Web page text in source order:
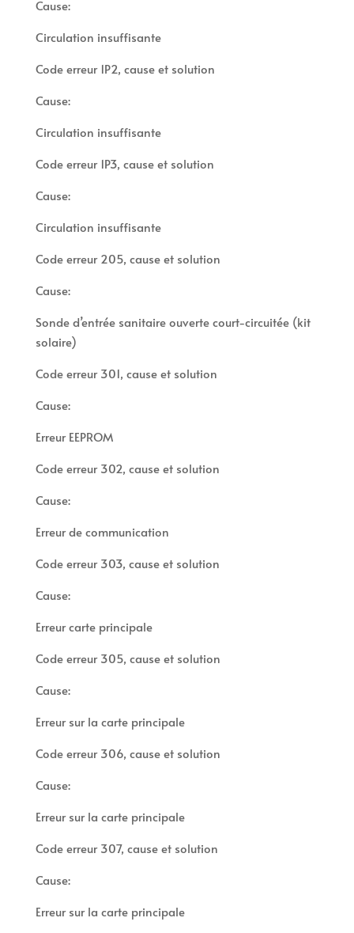
Cause:
Circulation insuffisante
Code erreur 1P2, cause et solution
Cause:
Circulation insuffisante
Code erreur 1P3, cause et solution
Cause:
Circulation insuffisante
Code erreur 205, cause et solution
Cause:
Sonde d’entrée sanitaire ouverte court-circuitée (kit
solaire)
Code erreur 301, cause et solution
Cause:
Erreur EEPROM
Code erreur 302, cause et solution
Cause:
Erreur de communication
Code erreur 303, cause et solution
Cause:
Erreur carte principale
Code erreur 305, cause et solution
Cause:
Erreur sur la carte principale
Code erreur 306, cause et solution
Cause:
Erreur sur la carte principale
Code erreur 307, cause et solution
Cause:
Erreur sur la carte principale